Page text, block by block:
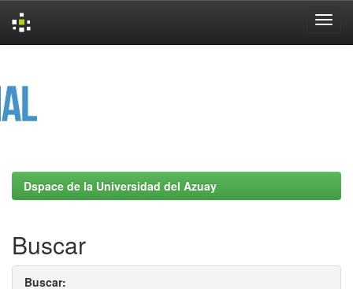
Dspace de la Universidad del Azuay
Buscar
Buscar: